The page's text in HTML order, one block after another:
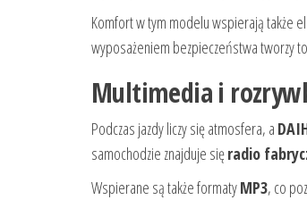
Komfort w tym modelu wspierają także
wyposażeniem bezpieczeństwa tworzy
Multimedia i
Podczas jazdy liczy się atmosfera, a
samochodzie znajduje sięradio
Wspierane są także formatyMP3, co